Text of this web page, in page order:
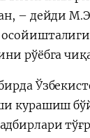
– дейди
рўёбга
курашиш